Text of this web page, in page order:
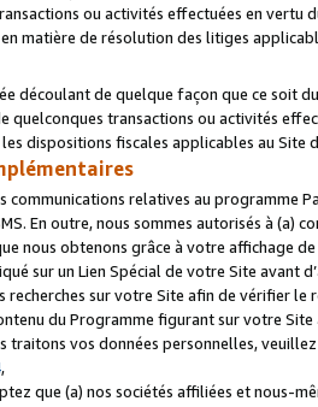
ou activités effectuées en vertu
matière de résolution des litiges
découlant de quelque façon que ce soit
quelconques transactions ou activités
dispositions fiscales applicables au Site
communications relatives au programme
En outre, nous sommes autorisés à
nous obtenons grâce à votre affichage
sur un Lien Spécial de votre Site avant
recherches sur votre Site afin de vérifier
du Programme figurant sur votre
traitons vos données personnelles,
,
que (a) nos sociétés affiliées et nous-